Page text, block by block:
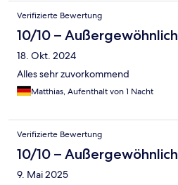
Verifizierte Bewertung
10/10 – Außergewöhnlich
18. Okt. 2024
Alles sehr zuvorkommend
Matthias, Aufenthalt von 1 Nacht
Verifizierte Bewertung
10/10 – Außergewöhnlich
9. Mai 2025